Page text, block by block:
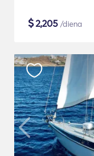
$2,205 /diena